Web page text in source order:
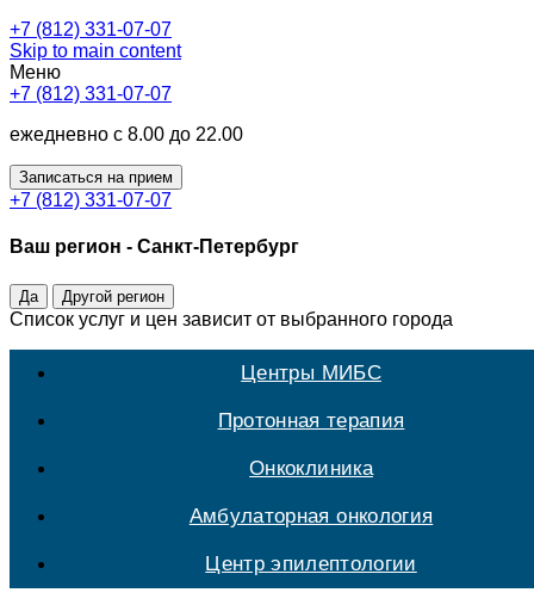
+7 (812) 331-07-07
Skip to main content
Меню
+7 (812) 331-07-07
ежедневно с 8.00 до 22.00
Записаться на прием
+7 (812) 331-07-07
Ваш регион - Санкт-Петербург
Да Другой регион
Список услуг и цен зависит от выбранного города
Центры МИБС
Протонная терапия
Онкоклиника
Амбулаторная онкология
Центр эпилептологии